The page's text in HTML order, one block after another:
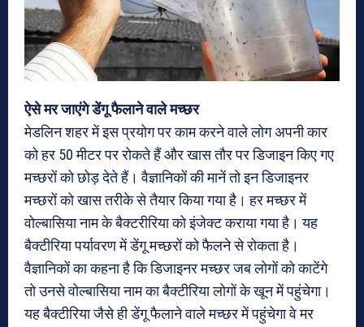
ऐसे मर जाएंगे डेंगू फैलाने वाले मच्‍छर
मेडलिन शहर में इस प्रयोग पर काम करने वाले लोग अपनी कार
को हर 50 मीटर पर रोकते हैं और खास तौर पर डिजाइन किए गए
मच्‍छरों को छोड़ देते हैं। वैज्ञानिकों की मानें तो इन डिजाइनर
मच्‍छरों को खास तरीके से तैयार किया गया है। हर मच्‍छर में
वोल्‍बासिया नाम के बैक्‍टरीरिया को इंजेक्‍ट कराया गया है। यह
बैक्‍टीरिया पर्यावरण में डेंगू मच्‍छरों को फैलने से रोकता है।
वैज्ञानिकों का कहना है कि डिजाइनर मच्‍छर जब लोगों को काटेंगे
तो उनसे वोल्‍बासिया नाम का बैक्‍टीरिया लोगों के खून में पहुंचेगा।
यह बैक्‍टीरिया जैसे ही डेंगू फैलाने वाले मच्‍छर में पहुंचेगा वे मर